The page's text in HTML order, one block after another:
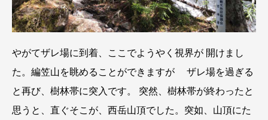
やがてザレ場に到着、ここでようやく視界が 開けまし
た。編笠山を眺めることができますが ザレ場を過ぎる
と再び、樹林帯に突入です。 突然、樹林帯が終わったと
思うと、直ぐそこが、西岳山頂でした。突如、山頂にた